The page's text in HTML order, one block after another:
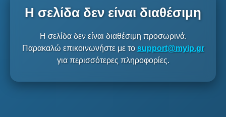
Η σελίδα δεν είναι διαθέσιμη
Η σελίδα δεν είναι διαθέσιμη προσωρινά.
Παρακαλώ επικοινωνήστε με το support@myip.gr
για περισσότερες πληροφορίες.